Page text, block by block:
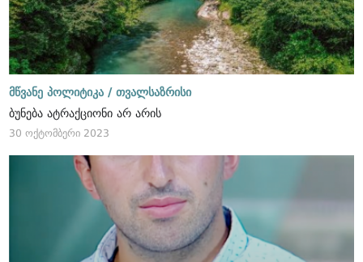
მწვანე პოლიტიკა / თვალსაზრისი
ბუნება ატრაქციონი არ არის
30 ოქტომბერი 2023